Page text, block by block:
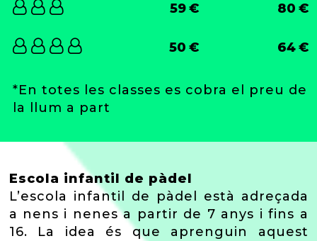
59 € 80 €
50 € 64 €
*En totes les classes es cobra el preu de
la llum a part
Escola infantil de pàdel
L’escola infantil de pàdel està adreçada
a nens i nenes a partir de 7 anys i fins a
16. La idea és que aprenguin aquest